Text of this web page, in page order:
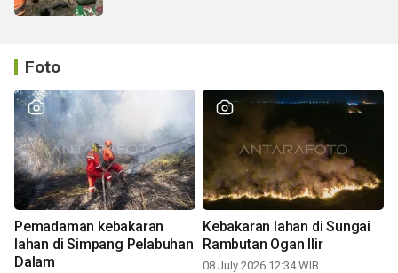
Foto
Pemadaman kebakaran
lahan di Simpang Pelabuhan
Dalam
Kebakaran lahan di Sungai
Rambutan Ogan Ilir
08 July 2026 12:34 WIB